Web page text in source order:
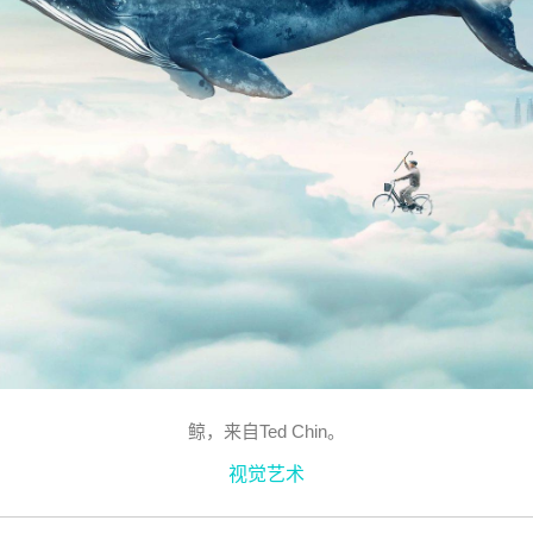
鲸，来自Ted Chin。
视觉艺术